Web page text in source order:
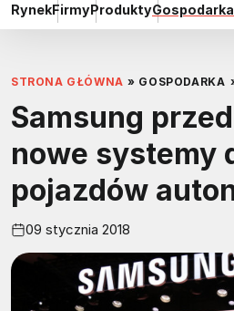
RynekFirmyProduktyGospodarka
STRONA GŁÓWNA » GOSPODARKA
Samsung
nowe systemy
pojazdów
09 stycznia 2018